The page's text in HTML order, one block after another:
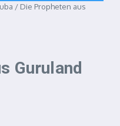
/ Die Propheten aus
Guruland